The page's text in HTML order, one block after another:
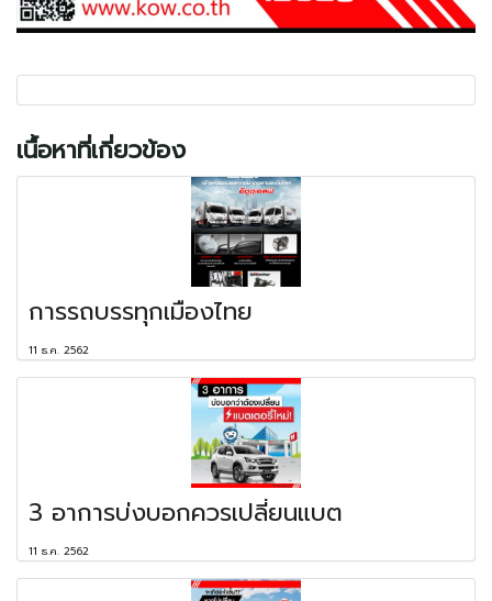
เนื้อหาที่เกี่ยวข้อง
การรถบรรทุกเมืองไทย
11 ธ.ค. 2562
3 อาการบ่งบอกควรเปลี่ยนแบต
11 ธ.ค. 2562